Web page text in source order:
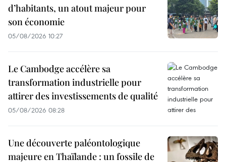
d’habitants, un atout majeur pour
son économie
05/08/2026 10:27
Le Cambodge accélère sa
transformation industrielle pour
attirer des investissements de qualité
05/08/2026 08:28
Une découverte paléontologique
majeure en Thaïlande : un fossile de